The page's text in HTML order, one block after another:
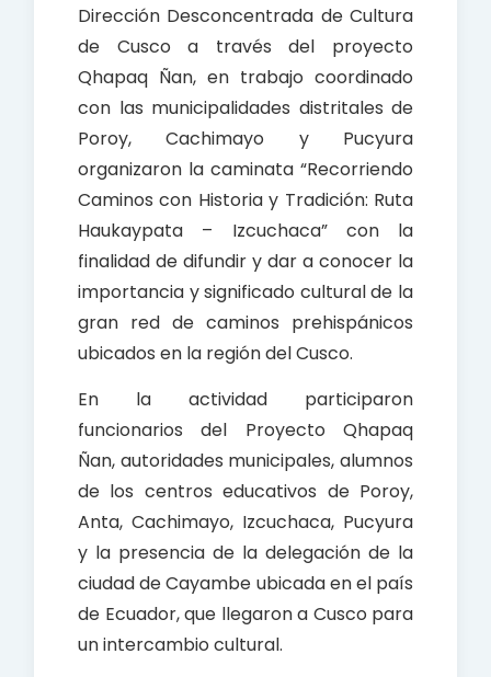
Dirección Desconcentrada de Cultura
de Cusco a través del proyecto
Qhapaq Ñan, en trabajo coordinado
con las municipalidades distritales de
Poroy, Cachimayo y Pucyura
organizaron la caminata “Recorriendo
Caminos con Historia y Tradición: Ruta
Haukaypata – Izcuchaca” con la
finalidad de difundir y dar a conocer la
importancia y significado cultural de la
gran red de caminos prehispánicos
ubicados en la región del Cusco.
En la actividad participaron
funcionarios del Proyecto Qhapaq
Ñan, autoridades municipales, alumnos
de los centros educativos de Poroy,
Anta, Cachimayo, Izcuchaca, Pucyura
y la presencia de la delegación de la
ciudad de Cayambe ubicada en el país
de Ecuador, que llegaron a Cusco para
un intercambio cultural.